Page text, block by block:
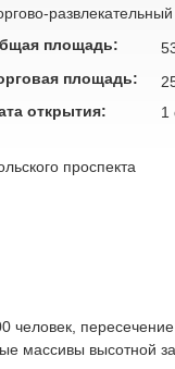
площадь:
площадь:
открытия: 1
проспекта
человек,
массивы высотной